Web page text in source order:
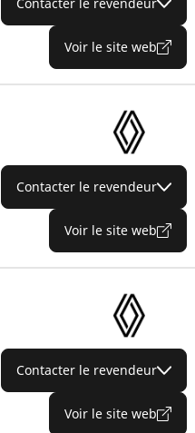
Voir le site web
Contacter le revendeur
Voir le site web
Contacter le revendeur
Voir le site web